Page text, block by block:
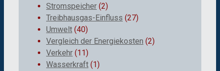
Stromspeicher (2)
Treibhausgas-Einfluss (27)
Umwelt (40)
Vergleich der Energiekosten (2)
Verkehr (11)
Wasserkraft (1)